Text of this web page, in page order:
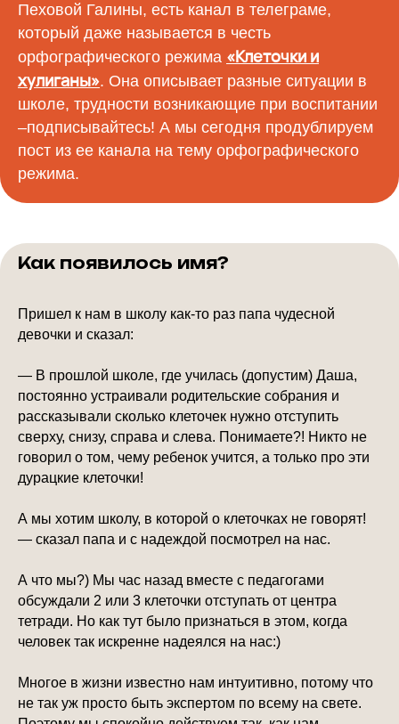
Пеховой Галины, есть канал в телеграме,
который даже называется в честь
орфографического режима «Клеточки и
хулиганы». Она описывает разные ситуации в
школе, трудности возникающие при воспитании
–подписывайтесь! А мы сегодня продублируем
пост из ее канала на тему орфографического
режима.
Как появилось имя?
Пришел к нам в школу как-то раз папа чудесной
девочки и сказал:
— В прошлой школе, где училась (допустим) Даша,
постоянно устраивали родительские собрания и
рассказывали сколько клеточек нужно отступить
сверху, снизу, справа и слева. Понимаете?! Никто не
говорил о том, чему ребенок учится, а только про эти
дурацкие клеточки!
А мы хотим школу, в которой о клеточках не говорят!
— сказал папа и с надеждой посмотрел на нас.
А что мы?) Мы час назад вместе с педагогами
обсуждали 2 или 3 клеточки отступать от центра
тетради. Но как тут было признаться в этом, когда
человек так искренне надеялся на нас:)
Многое в жизни известно нам интуитивно, потому что
не так уж просто быть экспертом по всему на свете.